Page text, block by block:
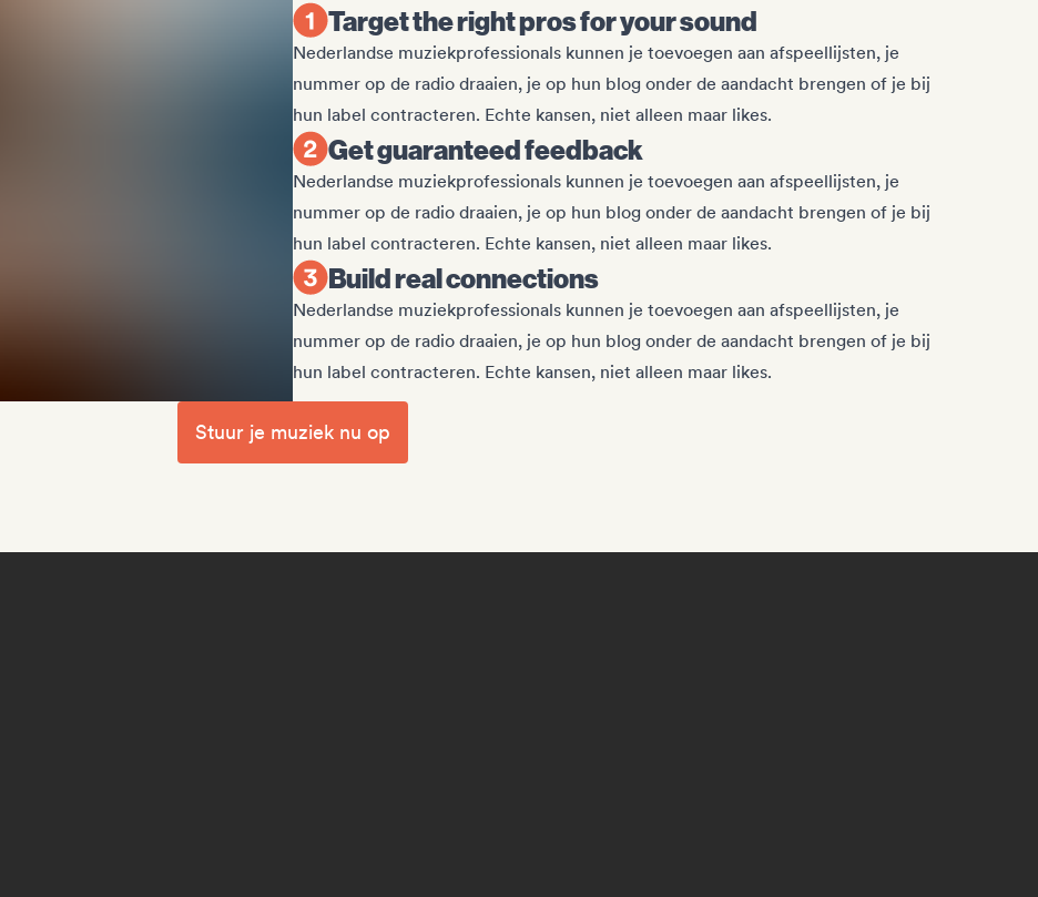
Target the right pros for your sound
Nederlandse muziekprofessionals kunnen je toevoegen aan afspeellijsten, je
nummer op de radio draaien, je op hun blog onder de aandacht brengen of je bij
hun label contracteren. Echte kansen, niet alleen maar likes.
Get guaranteed feedback
Nederlandse muziekprofessionals kunnen je toevoegen aan afspeellijsten, je
nummer op de radio draaien, je op hun blog onder de aandacht brengen of je bij
hun label contracteren. Echte kansen, niet alleen maar likes.
Build real connections
Nederlandse muziekprofessionals kunnen je toevoegen aan afspeellijsten, je
nummer op de radio draaien, je op hun blog onder de aandacht brengen of je bij
hun label contracteren. Echte kansen, niet alleen maar likes.
Stuur je muziek nu op